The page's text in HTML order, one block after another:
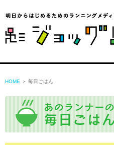
HOME ＞ 毎日ごはん